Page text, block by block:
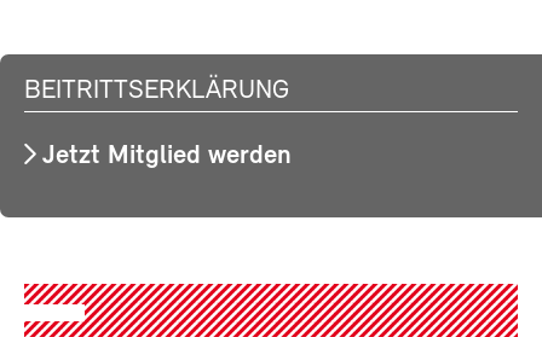
BEITRITTSERKLÄRUNG
Jetzt Mitglied werden